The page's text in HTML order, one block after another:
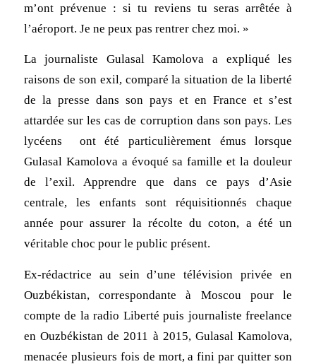
m’ont prévenue : si tu reviens tu seras arrêtée à
l’aéroport. Je ne peux pas rentrer chez moi. »
La journaliste Gulasal Kamolova a expliqué les
raisons de son exil, comparé la situation de la liberté
de la presse dans son pays et en France et s’est
attardée sur les cas de corruption dans son pays. Les
lycéens ont été particulièrement émus lorsque
Gulasal Kamolova a évoqué sa famille et la douleur
de l’exil. Apprendre que dans ce pays d’Asie
centrale, les enfants sont réquisitionnés chaque
année pour assurer la récolte du coton, a été un
véritable choc pour le public présent.
Ex-rédactrice au sein d’une télévision privée en
Ouzbékistan, correspondante à Moscou pour le
compte de la radio Liberté puis journaliste freelance
en Ouzbékistan de 2011 à 2015, Gulasal Kamolova,
menacée plusieurs fois de mort, a fini par quitter son